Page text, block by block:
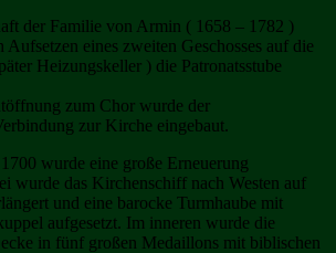
der Familie von Armin ( 1658 – 1782 )
eines zweiten Geschosses auf die
Heizungskeller ) die Patronatsstube
zum Chor wurde der
zur Kirche eingebaut.
wurde eine große Erneuerung
wurde das Kirchenschiff nach Westen auf
und eine barocke Turmhaube mit
aufgesetzt. Im inneren wurde die
in fünf großen Medaillons mit biblischen